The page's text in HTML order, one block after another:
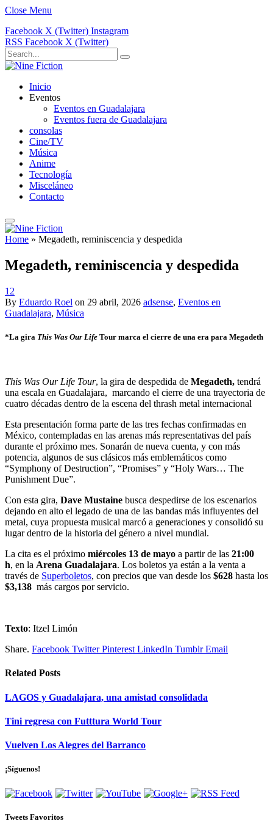
Close Menu
Facebook X (Twitter) Instagram
RSS Facebook X (Twitter)
Inicio
Eventos
Eventos en Guadalajara
Eventos fuera de Guadalajara
consolas
Cine/TV
Música
Anime
Tecnología
Misceláneo
Contacto
Home » Megadeth, reminiscencia y despedida
Megadeth, reminiscencia y despedida
12
By Eduardo Roel on 29 abril, 2026 adsense, Eventos en
Guadalajara, Música
*La gira This Was Our Life Tour marca el cierre de una era para Megadeth
This Was Our Life Tour, la gira de despedida de Megadeth, tendrá
una escala en Guadalajara, marcando el cierre de una trayectoria de
cuatro décadas dentro de la escena del thrash metal internacional
Esta presentación forma parte de las tres fechas confirmadas en
México, contempladas en las arenas más representativas del país
durante el próximo mes. Sonarán de nueva cuenta, y con más
potencia, algunos de sus clásicos más emblemáticos como
“Symphony of Destruction”, “Promises” y “Holy Wars… The
Punishment Due”.
Con esta gira, Dave Mustaine busca despedirse de los escenarios
dejando en alto el legado de una de las bandas más influyentes del
metal, cuya propuesta musical marcó a generaciones y consolidó su
lugar dentro de la historia del género a nivel mundial.
La cita es el próximo miércoles 13 de mayo a partir de las 21:00
h, en la Arena Guadalajara. Los boletos ya están a la venta a
través de Superboletos, con precios que van desde los $628 hasta los
$3,138 más cargos por servicio.
Texto: Itzel Limón
Share. Facebook Twitter Pinterest LinkedIn Tumblr Email
Related Posts
LAGOS y Guadalajara, una amistad consolidada
Tini regresa con Futttura World Tour
Vuelven Los Alegres del Barranco
¡Síguenos!
Tweets Favoritos